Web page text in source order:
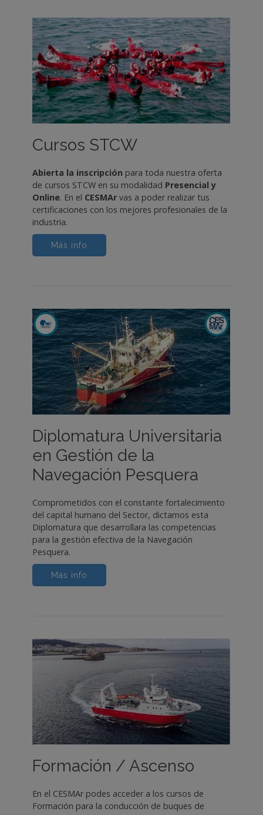
Cursos STCW
Abierta la inscripción para toda nuestra oferta
de cursos STCW en su modalidad Presencial y
Online. En el CESMAr vas a poder realizar tus
certificaciones con los mejores profesionales de la
industria.
Más info
Diplomatura Universitaria
en Gestión de la
Navegación Pesquera
Comprometidos con el constante fortalecimiento
del capital humano del Sector, dictamos esta
Diplomatura que desarrollara las competencias
para la gestión efectiva de la Navegación
Pesquera.
Más info
Formación / Ascenso
En el CESMAr podes acceder a los cursos de
Formación para la conducción de buques de